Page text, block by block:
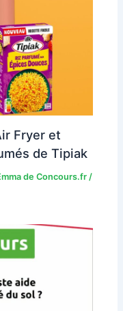
Fryer et
de Tipiak
de Concours.fr /